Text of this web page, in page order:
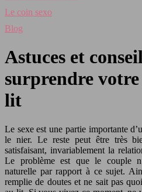
Le coin sexo
Blog
Astuces et
surprendre
lit
Le sexe est une partie importante
le nier. Le reste peut être très
satisfaisant, invariablement la
Le problème est que le couple
naturelle par rapport à ce sujet.
remplie de doutes et ne sait pas